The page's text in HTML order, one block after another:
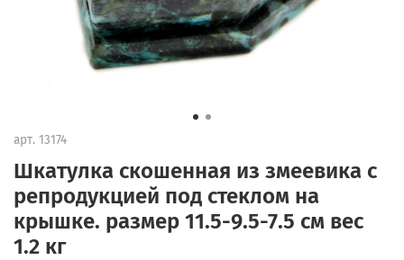
арт. 13174
Шкатулка скошенная из змеевика с
репродукцией под стеклом на
крышке. размер 11.5-9.5-7.5 см вес
1.2 кг